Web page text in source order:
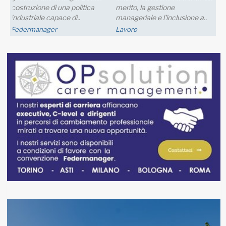
FM Trieste
una crescita della produzione;
nei..
Economia